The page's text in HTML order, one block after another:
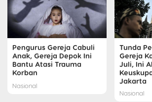
Pengurus Gereja Cabuli
Anak, Gereja Depok Ini
Bantu Atasi Trauma
Korban
Nasional
Tunda
Gereja
Juli, Ini
Jakarta
Nasional